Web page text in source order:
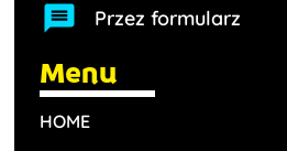
Przez formularz
Menu
HOME